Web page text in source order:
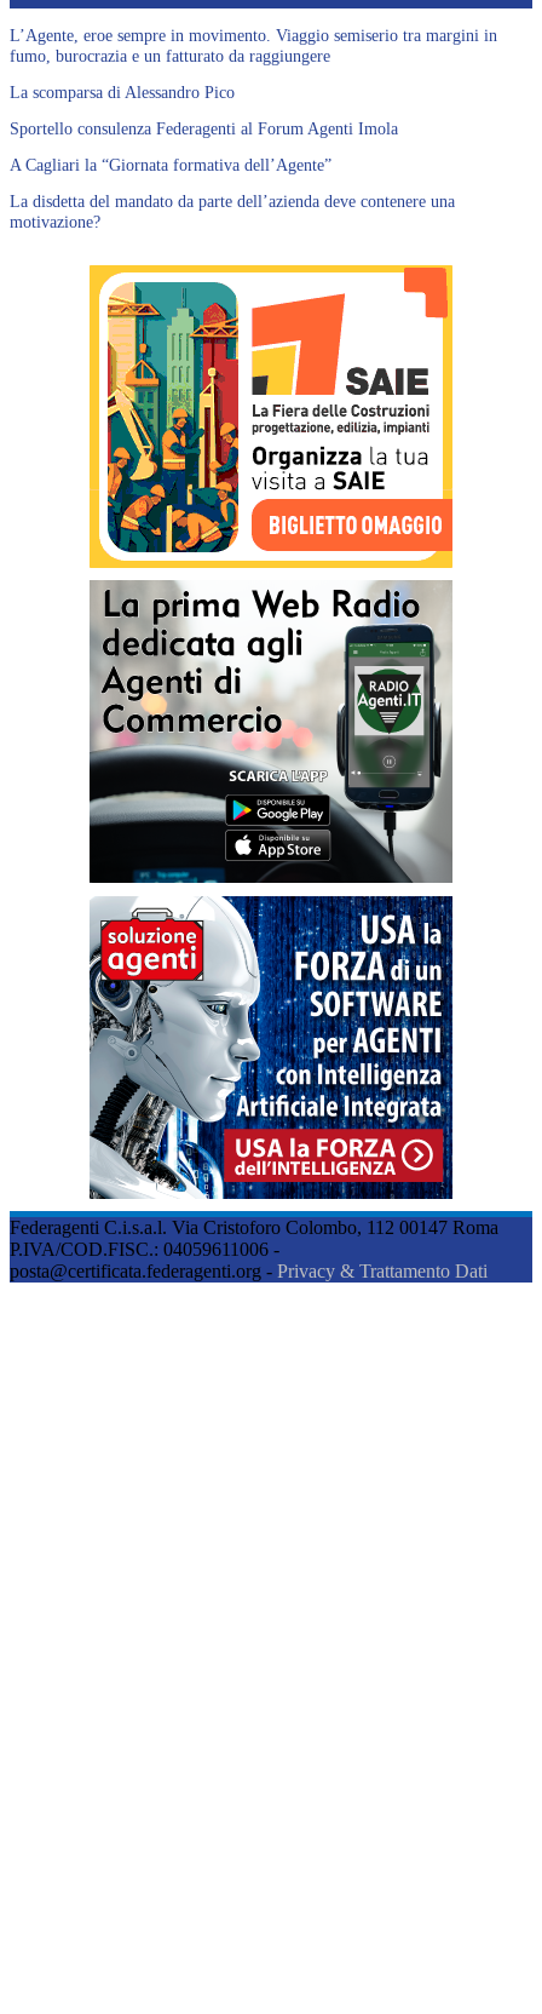
L’Agente, eroe sempre in movimento. Viaggio semiserio tra margini in
fumo, burocrazia e un fatturato da raggiungere
La scomparsa di Alessandro Pico
Sportello consulenza Federagenti al Forum Agenti Imola
A Cagliari la “Giornata formativa dell’Agente”
La disdetta del mandato da parte dell’azienda deve contenere una
motivazione?
Federagenti C.i.s.a.l. Via Cristoforo Colombo, 112 00147 Roma
P.IVA/COD.FISC.: 04059611006 -
posta@certificata.federagenti.org - Privacy & Trattamento Dati